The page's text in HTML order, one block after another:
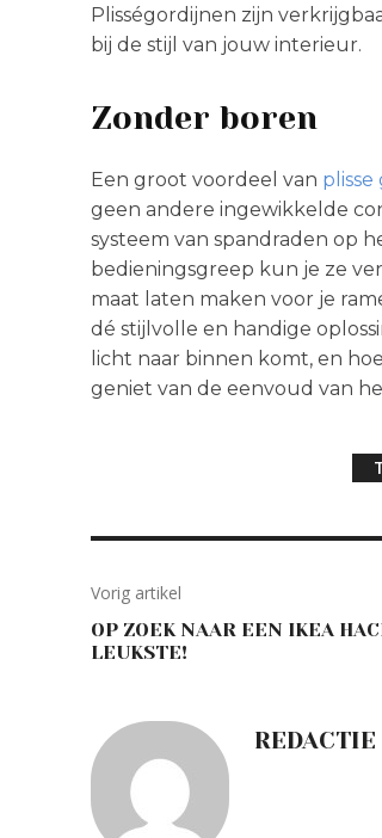
Plisségordijnen zijn
bij de stijl van jouw interieur.
Zonder boren
Een groot voordeel van
geen andere ingewikkelde
systeem van spandraden op
bedieningsgreep kun je ze
maat laten maken voor je
dé stijlvolle en handige
licht naar binnen komt, en
geniet van de eenvoud van
Vorig artikel
OP ZOEK NAAR EEN IKEA
LEUKSTE!
REDACTIE